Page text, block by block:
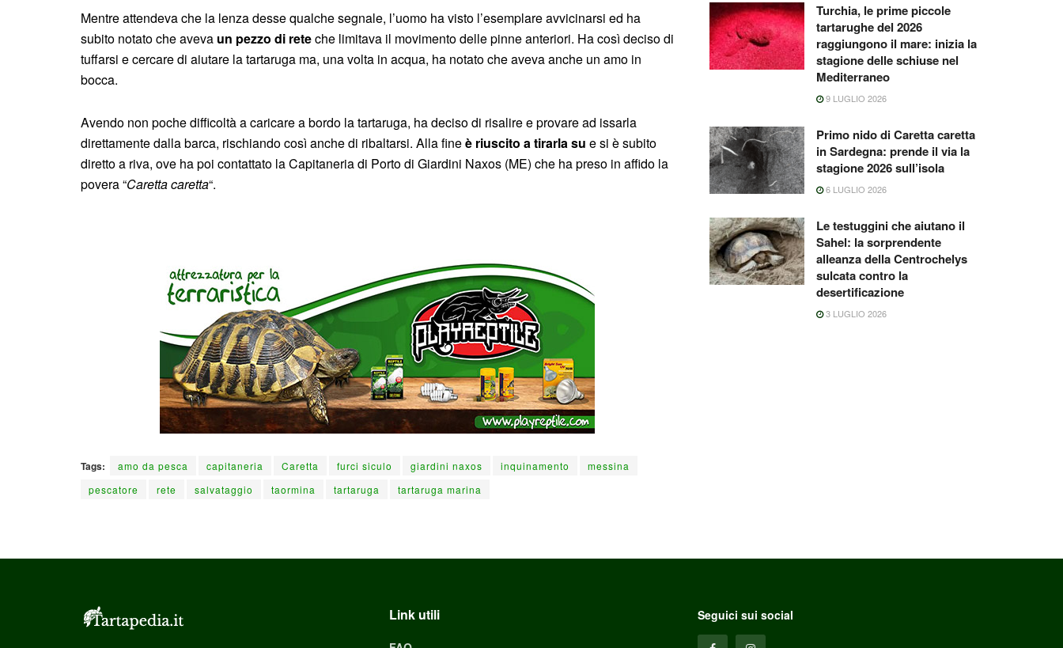
Mentre attendeva che la lenza desse qualche segnale, l’uomo ha visto l’esemplare avvicinarsi ed ha
subito notato che aveva un pezzo di reteche limitava il movimento delle pinne anteriori. Ha così deciso di
tuffarsi e cercare di aiutare la tartaruga ma, una volta in acqua, ha notato che aveva anche un amo in
bocca.
Avendo non poche difficoltà a caricare a bordo la tartaruga, ha deciso di risalire e provare ad issarla
direttamente dalla barca, rischiando così anche di ribaltarsi. Alla fineè riuscito a tirarla su e si è subito
diretto a riva, ove ha poi contattato la Capitaneria di Porto di Giardini Naxos (ME) che ha preso in affido la
povera “Caretta caretta“.
Tags: amo da pesca capitaneria Caretta furci siculo giardini naxos inquinamento
messina
pescatore
rete salvataggio taormina tartaruga tartaruga marina
Turchia, le prime piccole
tartarughe del 2026
raggiungono il mare: inizia la
stagione delle schiuse nel
Mediterraneo
9 LUGLIO 2026
Primo nido di Caretta caretta
in Sardegna: prende il via la
stagione 2026 sull’isola
6 LUGLIO 2026
Le testuggini che aiutano il
Sahel: la sorprendente
alleanza della Centrochelys
sulcata contro la
desertificazione
3 LUGLIO 2026
Link utili Seguici sui social